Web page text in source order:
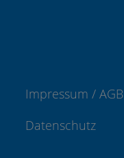
Impressum / AGB
Datenschutz